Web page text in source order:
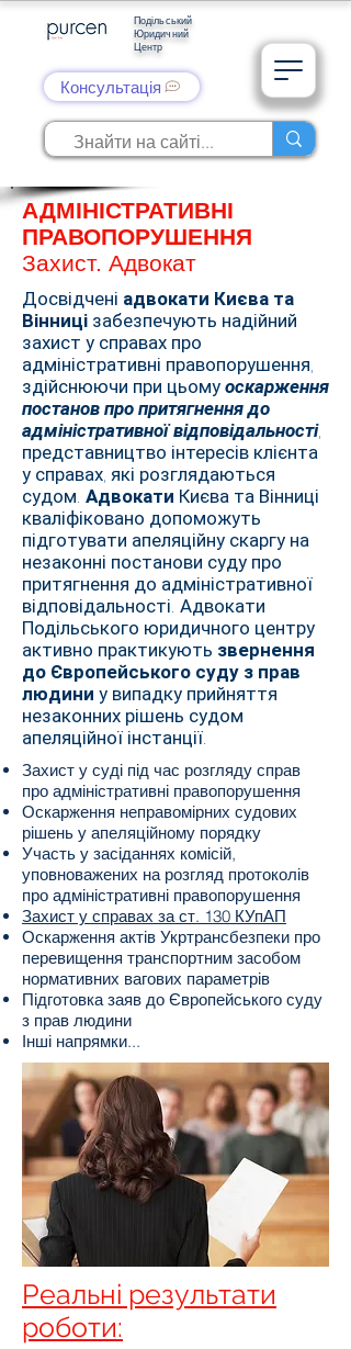
Подільський
Юридичний
Центр
Консультація
АДМІНІСТРАТИВНІ
ПРАВОПОРУШЕННЯ
Захист. Адвокат
Досвідчені адвокати Києва та
Вінниці забезпечують надійний
захист у справах про
адміністративні правопорушення,
здійснюючи при цьому оскарження
постанов про притягнення до
адміністративної відповідальності,
представництво інтересів клієнта
у справах, які розглядаються
судом. Адвокати Києва та Вінниці
кваліфіковано допоможуть
підготувати апеляційну скаргу на
незаконні постанови суду про
притягнення до адміністративної
відповідальності. Адвокати
Подільського юридичного центру
активно практикують звернення
до Європейського суду з прав
людини у випадку прийняття
незаконних рішень судом
апеляційної інстанції.
Захист у суді під час розгляду справ
про адміністративні правопорушення
Оскарження неправомірних судових
рішень у апеляційному порядку
Участь у засіданнях комісій,
уповноважених на розгляд протоколів
про адміністративні правопорушення
Захист у справах за ст. 130 КУпАП
Оскарження актів Укртрансбезпеки про
перевищення транспортним засобом
нормативних вагових параметрів
Підготовка заяв до Європейського суду
з прав людини
Інші напрямки...
Реальні результати
роботи: